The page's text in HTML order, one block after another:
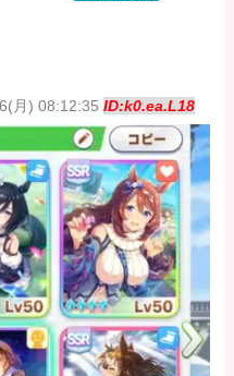
月) 08:12:35ID:k0.ea.L18